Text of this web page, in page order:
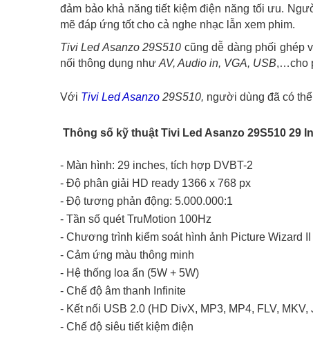
đảm bảo khả năng tiết kiệm điện năng tối ưu.
mẽ đáp ứng tốt cho cả nghe nhạc lẫn xem phim.
Tivi Led Asanzo 29S510 cũng dễ dàng phối ghép
nối thông dụng như AV, Audio in, VGA, USB,…cho
Với Tivi Led Asanzo 29S510, người dùng đã có
Thông số kỹ thuật Tivi Led Asanzo 29S510 29
- Màn hình: 29 inches, tích hợp DVBT-2
- Độ phân giải HD ready 1366 x 768 px
- Độ tương phản động: 5.000.000:1
- Tần số quét TruMotion 100Hz
- Chương trình kiểm soát hình ảnh Picture Wizard II
- Cảm ứng màu thông minh
- Hệ thống loa ẩn (5W + 5W)
- Chế độ âm thanh Infinite
- Kết nối USB 2.0 (HD DivX, MP3, MP4, FLV, MKV,
- Chế độ siêu tiết kiệm điện